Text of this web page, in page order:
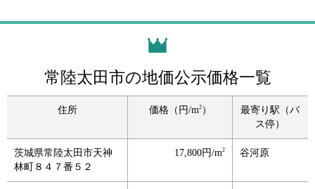
常陸太田市の地価公示価格一覧
住所 価格（円/m2）
最寄り駅（バ
ス停）
茨城県常陸太田市天神
林町８４７番５２
17,800円/m2 谷河原